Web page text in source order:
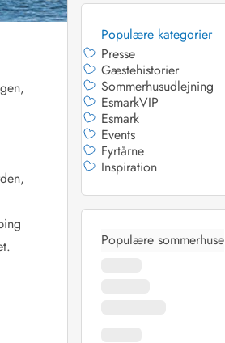
Populære kategorier
Presse
Gæstehistorier
Sommerhusudlejning
EsmarkVIP
Esmark
Events
Fyrtårne
Inspiration
Populære sommerhuse